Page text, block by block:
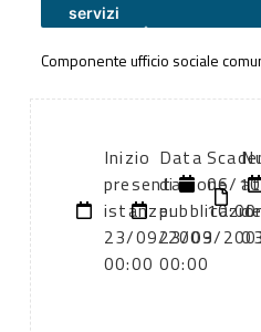
servizi
Componente ufficio sociale
Inizio
presentazione
istanze:
23/09/2003
00:00
Data
di
23/09/
00:00
06/
10:00